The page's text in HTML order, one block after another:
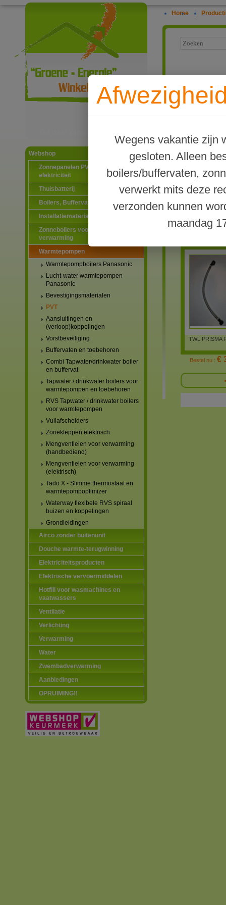
Webshop
Zonnepanelen PV-systemen
elektriciteit
Thuisbatterij
Boilers, Buffervaten en toebehoren
Installatiematerialen
Zonneboilers voor warmtapwater en
verwarming
Warmtepompen
Warmtepompboilers Panasonic
Lucht-water warmtepompen
Panasonic
Bevestigingsmaterialen
PVT
Aansluitingen en
(verloop)koppelingen
Vorstbeveiliging
Buffervaten en toebehoren
Combi Tapwater/drinkwater boiler
en buffervat
Tapwater / drinkwater boilers voor
warmtepompen en toebehoren
RVS Tapwater / drinkwater boilers
voor warmtepompen
Vuilafscheiders
Zonekleppen elektrisch
Mengventielen voor verwarming
(handbediend)
Mengventielen voor verwarming
(elektrisch)
Tado X - Slimme thermostaat en
warmtepompoptimizer
Waterway flexibele RVS spiraal
buizen en koppelingen
Grondleidingen
Airco zonder buitenunit
Douche warmte-terugwinning
Elektriciteitsproducten
Elektrische vervoermiddelen
Hotfill voor wasmachines en
vaatwassers
Ventilatie
Verlichting
Verwarming
Water
Zwembadverwarming
Aanbiedingen
OPRUIMING!!
Home |
Wegens vakantie zijn
gesloten. Alleen
boilers/buffervaten,
verwerkt mits deze
verzonden kunnen
maandag
TWL PRISMA
Bestel nu : €
TWL PRISMA
Bestel nu : €